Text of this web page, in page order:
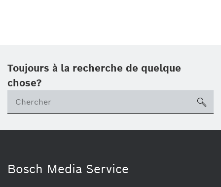
Toujours à la recherche de quelque
chose?
Bosch Media Service